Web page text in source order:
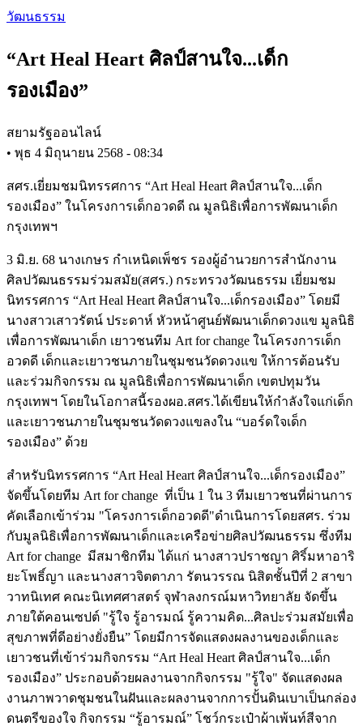
Skip
content
วัฒนธรรม
“Art Heal Heart ศิลป์สานใจ...เด็ก
รองเมือง”
สยามรัฐออนไลน์
• พุธ 4 มิถุนายน 2568 - 08:34
สศร.เยี่ยมชมนิทรรศการ “Art Heal Heart ศิลป์สานใจ...เด็ก
รองเมือง” ในโครงการเด็กอวดดี ณ มูลนิธิเพื่อการพัฒนาเด็ก
กรุงเทพฯ
3 มิ.ย. 68 นางเกษร กำเหนิดเพ็ชร รองผู้อำนวยการสำนักงาน
ศิลปวัฒนธรรมร่วมสมัย(สศร.) กระทรวงวัฒนธรรม เยี่ยมชม
นิทรรศการ “Art Heal Heart ศิลป์สานใจ...เด็กรองเมือง” โดยมี
นางสาวเสาวรัตน์ ประดาห์ หัวหน้าศูนย์พัฒนาเด็กดวงแข มูลนิธิ
เพื่อการพัฒนาเด็ก เยาวชนทีม Art for change ในโครงการเด็ก
อวดดี เด็กและเยาวชนภายในชุมชนวัดดวงแข ให้การต้อนรับ
และร่วมกิจกรรม ณ มูลนิธิเพื่อการพัฒนาเด็ก เขตปทุมวัน
กรุงเทพฯ โดยในโอกาสนี้รองผอ.สศร.ได้เขียนให้กำลังใจแก่เด็ก
และเยาวชนภายในชุมชนวัดดวงแขลงใน “บอร์ดใจเด็ก
รองเมือง” ด้วย
สำหรับนิทรรศการ “Art Heal Heart ศิลป์สานใจ...เด็กรองเมือง”
จัดขึ้นโดยทีม Art for change ที่เป็น 1 ใน 3 ทีมเยาวชนที่ผ่านการ
คัดเลือกเข้าร่วม "โครงการเด็กอวดดี"ดำเนินการโดยสศร. ร่วม
กับมูลนิธิเพื่อการพัฒนาเด็กและเครือข่ายศิลปวัฒนธรรม ซึ่งทีม
Art for change มีสมาชิกทีม ได้แก่ นางสาวปราชญา ศิริ์มหาอาริ
ยะโพธิ์ญา และนางสาวจิตตาภา รัตนวรรณ นิสิตชั้นปีที่ 2 สาขา
วาทนิเทศ คณะนิเทศศาสตร์ จุฬาลงกรณ์มหาวิทยาลัย จัดขึ้น
ภายใต้คอนเซปต์ "รู้ใจ รู้อารมณ์ รู้ความคิด...ศิลปะร่วมสมัยเพื่อ
สุขภาพที่ดีอย่างยั่งยืน” โดยมีการจัดแสดงผลงานของเด็กและ
เยาวชนที่เข้าร่วมกิจกรรม “Art Heal Heart ศิลป์สานใจ...เด็ก
รองเมือง” ประกอบด้วยผลงานจากกิจกรรม "รู้ใจ" จัดแสดงผล
งานภาพวาดชุมชนในฝันและผลงานจากการปั้นดินเบาเป็นกล่อง
ดนตรีของใจ กิจกรรม “รู้อารมณ์” โชว์กระเป๋าผ้าเพ้นท์สีจาก